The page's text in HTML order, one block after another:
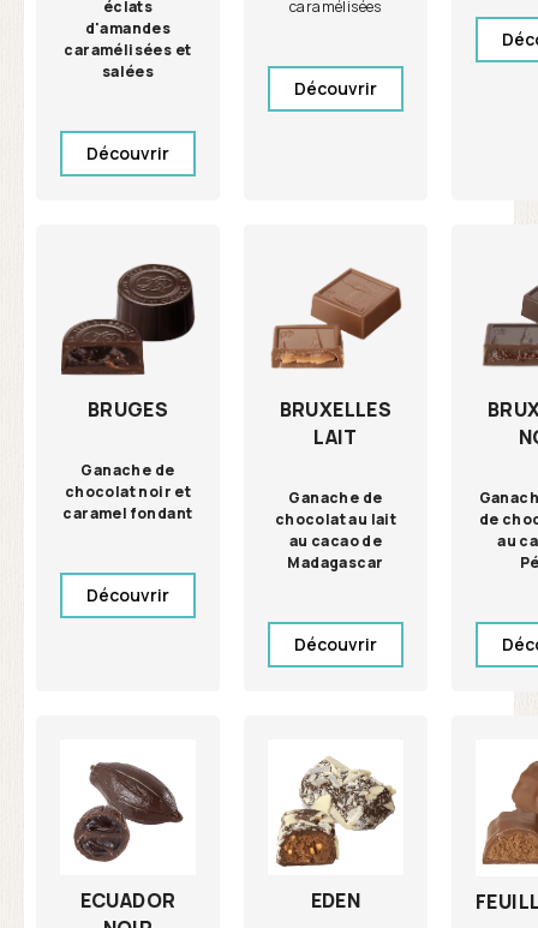
éclats
d'amandes
caramélisées et
salées
Découvrir
caramélisées
Découvrir
BRUGES
Ganache de
chocolat noir et
caramel fondant
Découvrir
BRUXELLES
LAIT
Ganache de
chocolat au lait
au cacao de
Madagascar
Découvrir
de
au
ECUADOR
EDEN